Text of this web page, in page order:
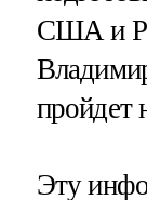
США и
пройдет
Эту